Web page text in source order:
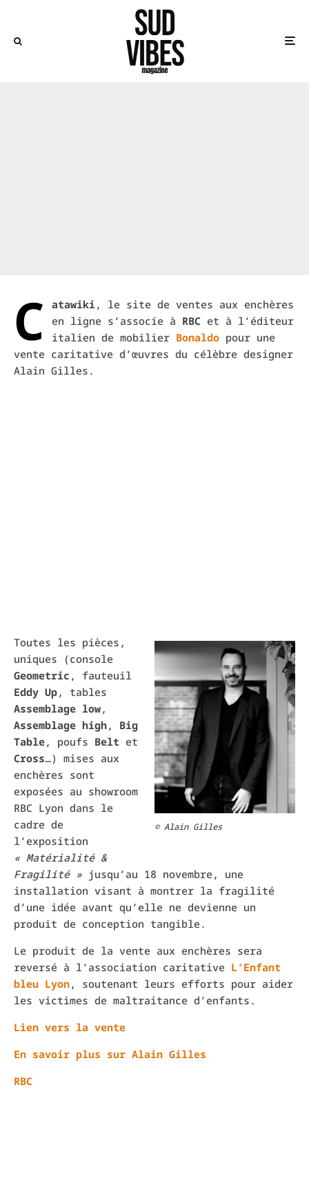
C atawiki , le site de ventes aux enchères
en ligne s’associe à RBC et à l’éditeur
italien de mobilier Bonaldo pour une
vente caritative d’œuvres du célèbre designer
Alain Gilles.
© Alain Gilles
Toutes les pièces,
uniques (console
Geometric , fauteuil
Eddy Up, tables
Assemblage low,
Assemblage high, Big
Table, poufs Belt et
Cross…) mises aux
enchères sont
exposées au showroom
RBC Lyon dans le
cadre de
l’exposition
« Matérialité &
Fragilité » jusqu’au 18 novembre, une
installation visant à montrer la fragilité
d’une idée avant qu’elle ne devienne un
produit de conception tangible.
Le produit de la vente aux enchères sera
reversé à l’association caritative L’Enfant
bleu Lyon, soutenant leurs efforts pour aider
les victimes de maltraitance d’enfants.
Lien vers la vente
En savoir plus sur Alain Gilles
RBC